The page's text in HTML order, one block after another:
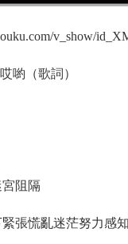
v_show/
喲（歌詞）
阻隔
張慌亂迷茫努力感